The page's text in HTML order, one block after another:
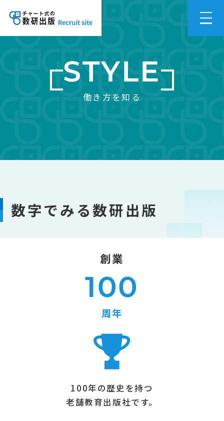
STYLE
働き方を知る
数字でみる数研出版
創業
100
周年
100年の歴史を持つ
老舗教育出版社です。